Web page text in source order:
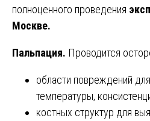
полноценного проведения
Москве.
Пальпация. Проводится
области повреждений
температуры,
костных структур для